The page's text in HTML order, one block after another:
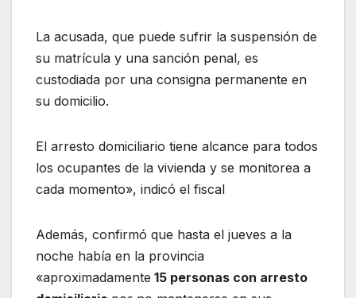
La acusada, que puede sufrir la suspensión de
su matrícula y una sanción penal, es
custodiada por una consigna permanente en
su domicilio.
El arresto domiciliario tiene alcance para todos
los ocupantes de la vivienda y se monitorea a
cada momento», indicó el fiscal
Además, confirmó que hasta el jueves a la
noche había en la provincia
«aproximadamente 15 personas con arresto